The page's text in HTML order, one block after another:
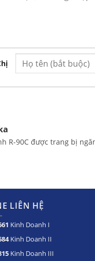
nước sạch và
nước nóng
R-90C được trang bị
LIÊN HỆ
Kinh Doanh I
Kinh Doanh II
Kinh Doanh III